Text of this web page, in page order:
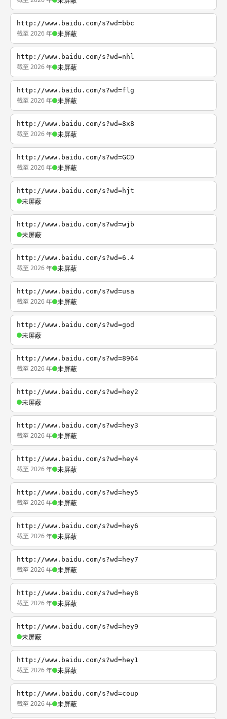
http://www.baidu.com/s?wd=bbc
截至 2026 年 未屏蔽
http://www.baidu.com/s?wd=nhl
截至 2026 年 未屏蔽
http://www.baidu.com/s?wd=flg
截至 2026 年 未屏蔽
http://www.baidu.com/s?wd=8x8
截至 2026 年 未屏蔽
http://www.baidu.com/s?wd=GCD
截至 2026 年 未屏蔽
http://www.baidu.com/s?wd=hjt
未屏蔽
http://www.baidu.com/s?wd=wjb
未屏蔽
http://www.baidu.com/s?wd=6.4
截至 2026 年 未屏蔽
http://www.baidu.com/s?wd=usa
截至 2026 年 未屏蔽
http://www.baidu.com/s?wd=god
未屏蔽
http://www.baidu.com/s?wd=8964
截至 2026 年 未屏蔽
http://www.baidu.com/s?wd=hey2
未屏蔽
http://www.baidu.com/s?wd=hey3
截至 2026 年 未屏蔽
http://www.baidu.com/s?wd=hey4
截至 2026 年 未屏蔽
http://www.baidu.com/s?wd=hey5
截至 2026 年 未屏蔽
http://www.baidu.com/s?wd=hey6
截至 2026 年 未屏蔽
http://www.baidu.com/s?wd=hey7
截至 2026 年 未屏蔽
http://www.baidu.com/s?wd=hey8
截至 2026 年 未屏蔽
http://www.baidu.com/s?wd=hey9
未屏蔽
http://www.baidu.com/s?wd=hey1
截至 2026 年 未屏蔽
http://www.baidu.com/s?wd=coup
截至 2026 年 未屏蔽